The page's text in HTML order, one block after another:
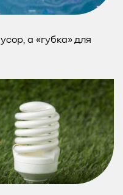
а «губка» для